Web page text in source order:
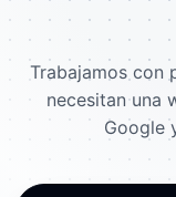
Trabajamos con
necesitan una
Google